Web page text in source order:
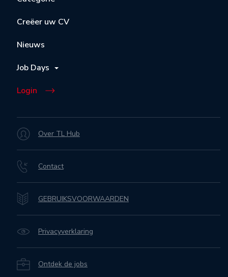
Creëer uw CV
Nieuws
Job Days
Login
Over TL Hub
Contact
GEBRUIKSVOORWAARDEN
Privacyverklaring
Ontdek de jobs